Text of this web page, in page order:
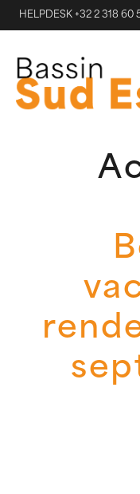
HELPDESK +32 2 318 60